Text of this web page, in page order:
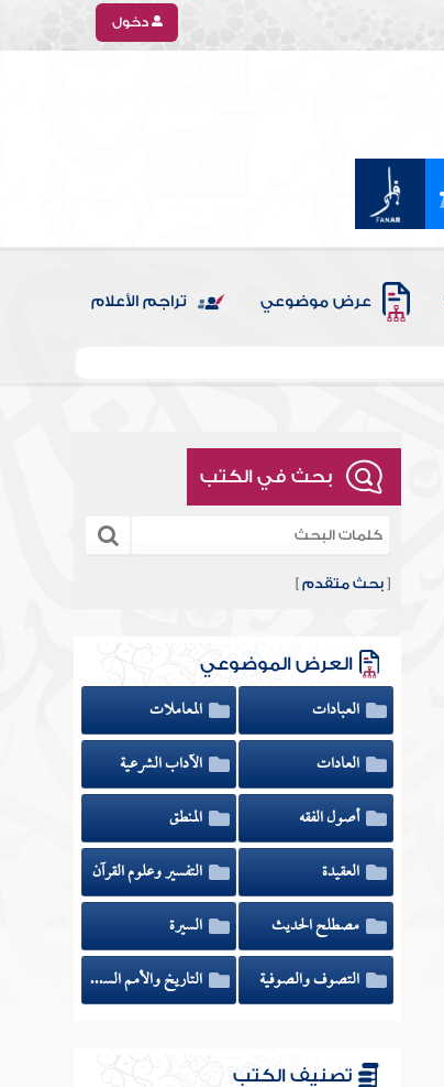
دخول
عرض موضوعي تراجم الأعلام
بحث في الكتب
[بحث متقدم ]
العرض الموضوعي
العبادات
المعاملات
العادات
الآداب الشرعية
أصول الفقه
المنطق
العقيدة
التفسير وعلوم القرآن
مصطلح الحديث
السيرة
التصوف والصوفية
التاريخ والأمم السابقة
تصنيف الكتب